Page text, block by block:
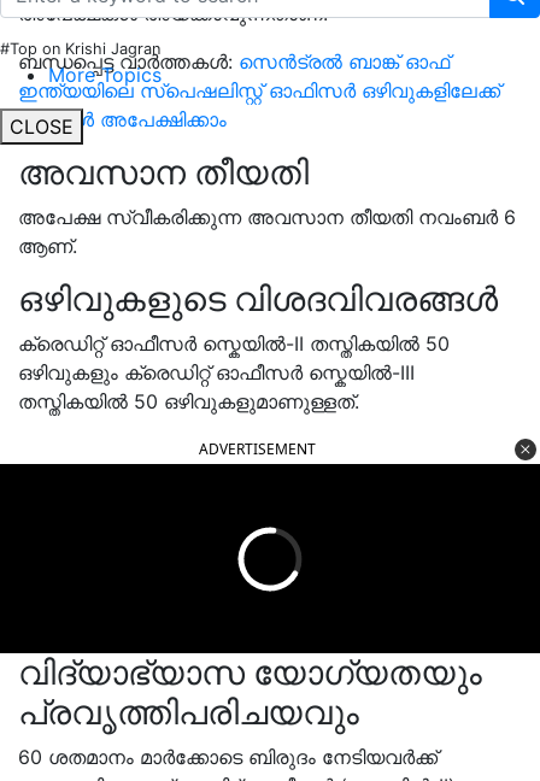
#Top on Krishi Jagran
More Topics
CLOSE
അപേക്ഷകൾ അയക്കാവുന്നതാണ്.
ബന്ധപ്പെട്ട വാർത്തകൾ: സെൻട്രൽ ബാങ്ക് ഓഫ്
ഇന്ത്യയിലെ സ്പെഷലിസ്റ്റ് ഓഫിസർ ഒഴിവുകളിലേക്ക്
ഇപ്പോൾ അപേക്ഷിക്കാം
അവസാന തീയതി
അപേക്ഷ സ്വീകരിക്കുന്ന അവസാന തീയതി നവംബർ 6
ആണ്.
ഒഴിവുകളുടെ വിശദവിവരങ്ങൾ
ക്രെഡിറ്റ് ഓഫീസർ സ്കെയിൽ-II തസ്തികയിൽ 50
ഒഴിവുകളും ക്രെഡിറ്റ് ഓഫീസർ സ്കെയിൽ-III
തസ്തികയിൽ 50 ഒഴിവുകളുമാണുള്ളത്.
ADVERTISEMENT
വിദ്യാഭ്യാസ യോഗ്യതയും
പ്രവൃത്തിപരിചയവും
60 ശതമാനം മാർക്കോടെ ബിരുദം നേടിയവർക്ക്